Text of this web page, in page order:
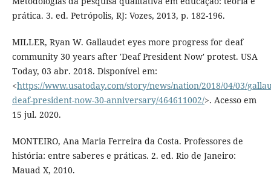
prática. 3. ed. Petrópolis, RJ: Vozes, 2013, p. 182-196.
MILLER, Ryan W. Gallaudet eyes more progress for deaf
community 30 years after 'Deaf President Now' protest. USA
Today, 03 abr. 2018. Disponível em:
<https://www.usatoday.com/story/news/nation/2018/04/03/
deaf-president-now-30-anniversary/464611002/>. Acesso em
15 jul. 2020.
MONTEIRO, Ana Maria Ferreira da Costa. Professores de
história: entre saberes e práticas. 2. ed. Rio de Janeiro:
Mauad X, 2010.